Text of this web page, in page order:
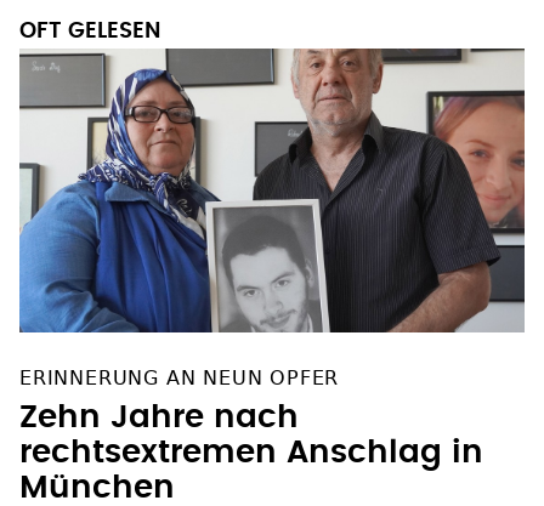
OFT GELESEN
ERINNERUNG AN NEUN OPFER
Zehn Jahre nach
rechtsextremen Anschlag in
München